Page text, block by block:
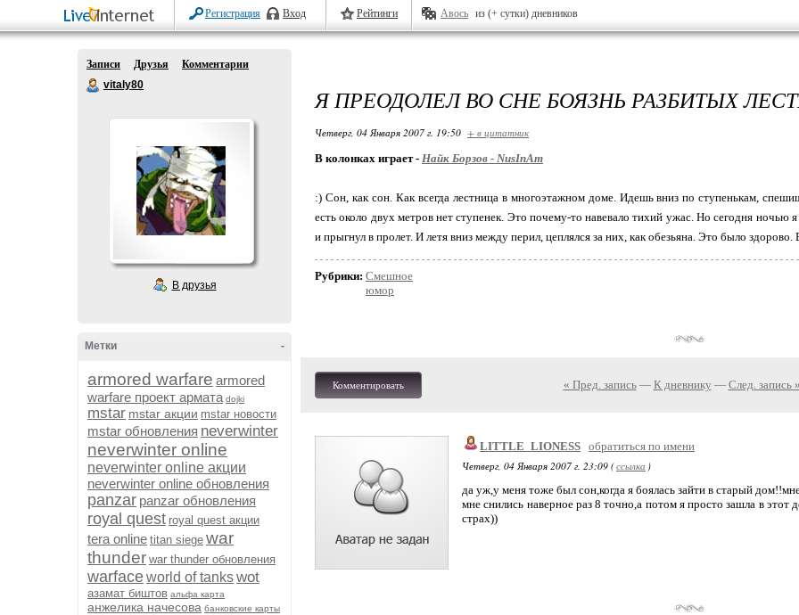
Регистрация Вход Рейтинги Авось из (+ сутки) дневников
Записи Друзья
Комментарии
vitaly80
В друзья
-
Метки
armored warfare armored
warfare проект армата dojki
mstar mstar акции mstar новости
mstar обновления neverwinter
neverwinter online
neverwinter online акции
neverwinter online обновления
panzar panzar обновления
royal quest royal quest акции
tera online titan siege war
thunder war thunder обновления
warfaceworld of tankswot
азамат биштов альфа карта
анжелика начесова банковские карты
Я ПРЕОДОЛЕЛ ВО СНЕ БОЯЗНЬ РАЗБИТЫХ
Четверг, 04 Января 2007 г. 19:50 + в цитатник
В колонках играет - Найк Борзов - NusInAm
:) Сон, как сон. Как всегда лестница в многоэтажном доме. Идешь вниз по ступенькам,
есть около двух метров нет ступенек. Это почему-то навевало тихий ужас. Но сегодня ночью
и прыгнул в пролет. И летя вниз между перил, цеплялся за них, как обезьяна. Это было
Рубрики: Смешное
юмор
Комментировать « Пред. запись— К дневнику — След. запись »
LITTLE_LIONESS обратиться по имени
Четверг, 04 Января 2007 г. 23:09 (ссылка )
да уж,у меня тоже был сон,когда я боялась зайти в старый
мне снились наверное раз 8 точно,а потом я просто зашла в этот
страх))